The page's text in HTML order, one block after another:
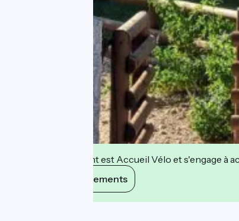
Cet établissement est Accueil Vélo et s'engage à
Voir ses engagements